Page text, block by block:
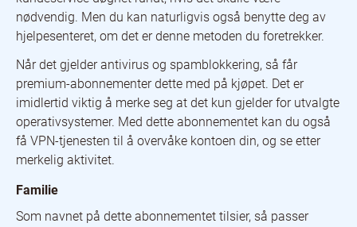
nødvendig. Men du kan naturligvis også benytte deg av
hjelpesenteret, om det er denne metoden du foretrekker.
Når det gjelder antivirus og spamblokkering, så får
premium-abonnementer dette med på kjøpet. Det er
imidlertid viktig å merke seg at det kun gjelder for utvalgte
operativsystemer. Med dette abonnementet kan du også
få VPN-tjenesten til å overvåke kontoen din, og se etter
merkelig aktivitet.
Familie
Som navnet på dette abonnementet tilsier, så passer